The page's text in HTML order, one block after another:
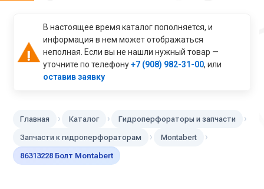
В настоящее время каталог пополняется, и
информация в нем может отображаться
неполная. Если вы не нашли нужный товар —
уточните по телефону+7 (908) 982-31-00, или
оставив заявку
Главная › Каталог › Гидроперфораторы и запчасти ›
Запчасти к гидроперфораторам › Montabert ›
86313228 Болт Montabert